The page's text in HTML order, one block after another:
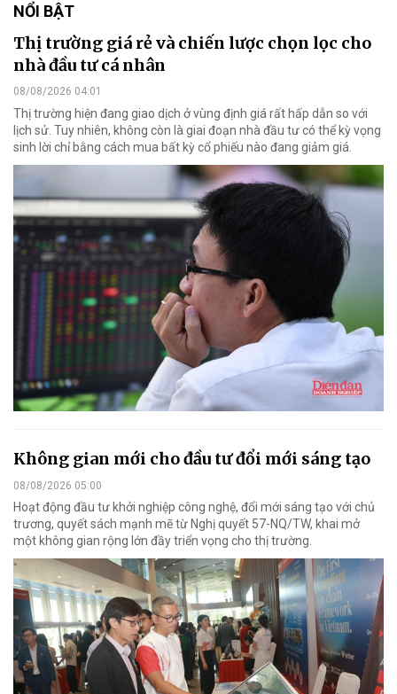
NỔI BẬT
Thị trường giá rẻ và chiến lược chọn lọc cho
nhà đầu tư cá nhân
08/08/2026 04:01
Thị trường hiện đang giao dịch ở vùng định giá rất hấp dẫn so với
lịch sử. Tuy nhiên, không còn là giai đoạn nhà đầu tư có thể kỳ vọng
sinh lời chỉ bằng cách mua bất kỳ cổ phiếu nào đang giảm giá.
Không gian mới cho đầu tư đổi mới sáng tạo
08/08/2026 05:00
Hoạt động đầu tư khởi nghiệp công nghệ, đổi mới sáng tạo với chủ
trương, quyết sách mạnh mẽ từ Nghị quyết 57-NQ/TW, khai mở
một không gian rộng lớn đầy triển vọng cho thị trường.